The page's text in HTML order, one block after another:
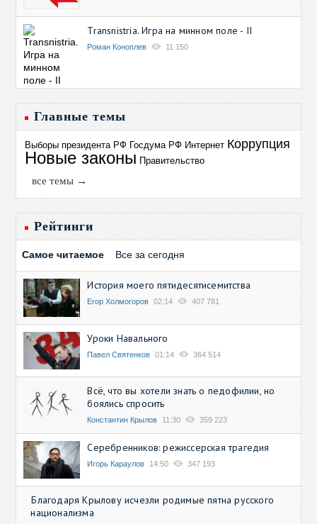
Transnistria. Игра на минном поле - II
Роман Коноплев 11 150
Главные темы
Выборы президента РФ Госдума РФ Интернет Коррупция
Новые законы Правительство
все темы →
Рейтинги
Самое читаемое Все за сегодня
История моего пятидесятисемитства
Егор Холмогоров 02:14 407 781
Уроки Навального
Павел Святенков 01:14 364 514
Всё, что вы хотели знать о педофилии, но
боялись спросить
Константин Крылов 11:30 359 223
Серебренников: режиссерская трагедия
Игорь Караулов 14:50 347 193
Благодаря Крылову исчезли родимые пятна русского
национализма